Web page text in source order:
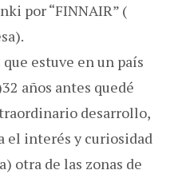
por “FINNAIR” (
estuve en un país
años antes quedé
desarrollo,
el interés y curiosidad
otra de las zonas de